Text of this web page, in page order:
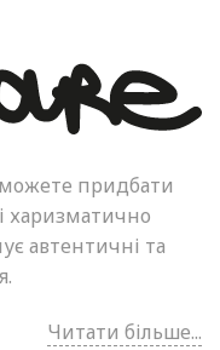
придбати
харизматично
автентичні та
Читати більше...